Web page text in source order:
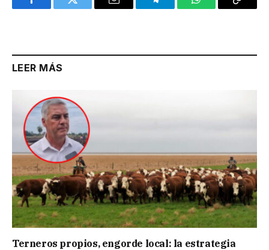
FacebookTwitter Email TelegramWhatsAppCopy
LEER MÁS
Terneros propios, engorde local: la estrategia